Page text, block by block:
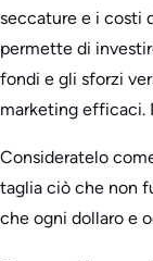
seccature e i costi
permette di
fondi e gli sforzi
marketing efficaci.
Consideratelo
taglia ciò che non
che ogni dollaro e